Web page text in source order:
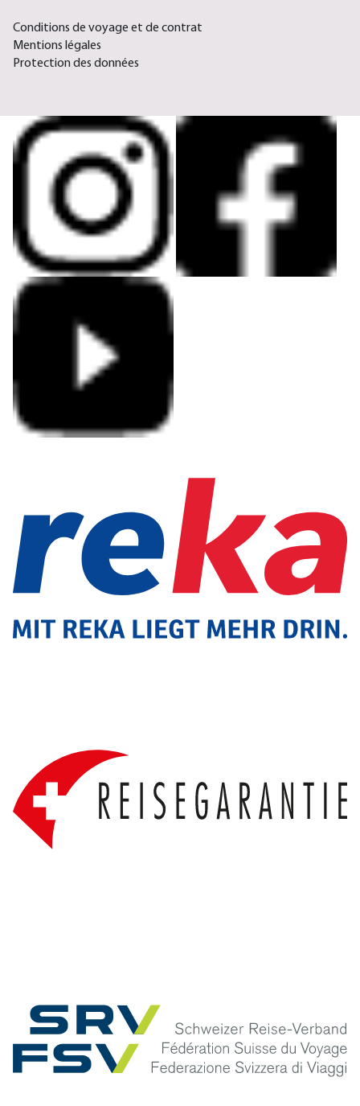
Conditions de voyage et de contrat
Mentions légales
Protection des données